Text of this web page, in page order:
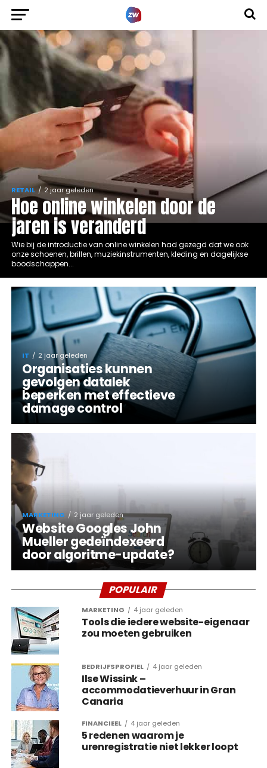
RETAIL 2 jaar geleden
Hoe online winkelen door de
jaren is veranderd
Wie bij de introductie van online winkelen had gezegd dat we ook
onze schoenen, brillen, muziekinstrumenten, kleding en dagelijkse
boodschappen...
IT 2 jaar geleden
Organisaties kunnen
gevolgen datalek
beperken met effectieve
damage control
MARKETING 2 jaar geleden
Website Googles John
Mueller gedeïndexeerd
door algoritme-update?
POPULAIR
MARKETING 4 jaar geleden
Tools die iedere website-eigenaar
zou moeten gebruiken
BEDRIJFSPROFIEL 4 jaar geleden
Ilse Wissink –
accommodatieverhuur in Gran
Canaria
FINANCIEEL 4 jaar geleden
5 redenen waarom je
urenregistratie niet lekker loopt